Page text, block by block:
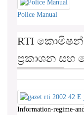
Police Manual
RTI
ප්‍රකාශන සහ
Information-regime-